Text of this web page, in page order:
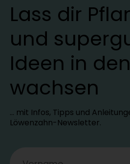
Lass dir
und
Ideen in
wachsen
… mit Infos, Tipps und
Löwenzahn-Newsletter.